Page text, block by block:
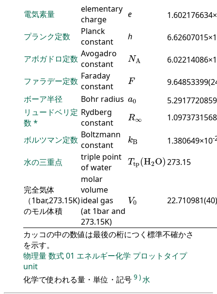
電気素量
elementary
charge
e
プランク定数
Planck
constant
h
アボガドロ定数 Avogadro
constant
NA
NA
ファラデー定数 Faraday
constant
F
F
ボーア半径
Bohr radius a0
a0
リュードベリ定
数 *
Rydberg
constant
R∞
R∞
ボルツマン定数 Boltzmann
constant
kB
k 1.380649×10-
水の三重点
triple point
of water
Ttp(H2O)
Ttp(H 2O)273.15
完全気体
（1bar,273.15K)
のモル体積
molar
volume
ideal gas
(at 1bar and
273.15K)
V0
V0 22.710981(40)
カッコの中の数値は最後の桁につく標準不確かさ
を示す。
物理量数式01 エネルギー化学 プロットタイプ
unit
化学で使われる量・単位・記号 9 )水